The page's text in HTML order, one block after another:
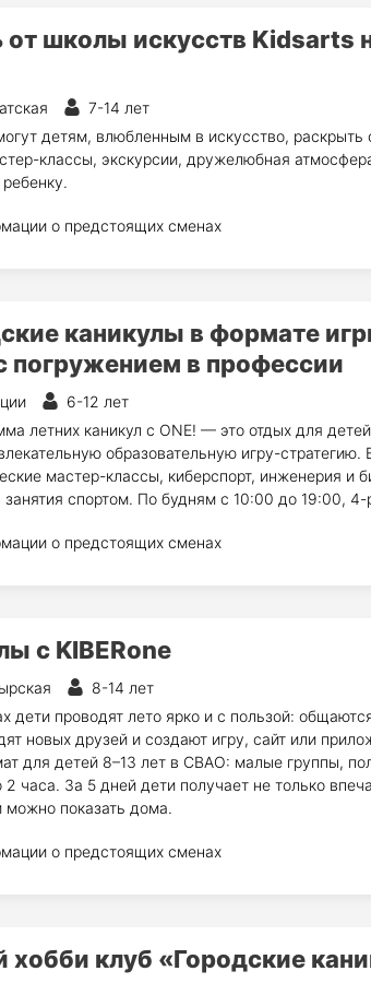
от школы искусств Kidsarts
7-14 лет
детям, влюбленным в искусство, раскрыть
классы, экскурсии, дружелюбная
о предстоящих сменах
каникулы в формате
погружением в професcии
6-12 лет
летних каникул с ONE! — это отдых для
образовательную игру-стратегию.
мастер-классы, киберспорт, инженерия и
занятия спортом. По будням с 10:00 до 19:00, 4-
о предстоящих сменах
с KIBERone
8-14 лет
дети проводят лето ярко и с пользой:
новых друзей и создают игру, сайт или
для детей 8–13 лет в СВАО: малые группы,
2 часа. За 5 дней дети получает не только
можно показать дома.
о предстоящих сменах
хобби клуб «Городские